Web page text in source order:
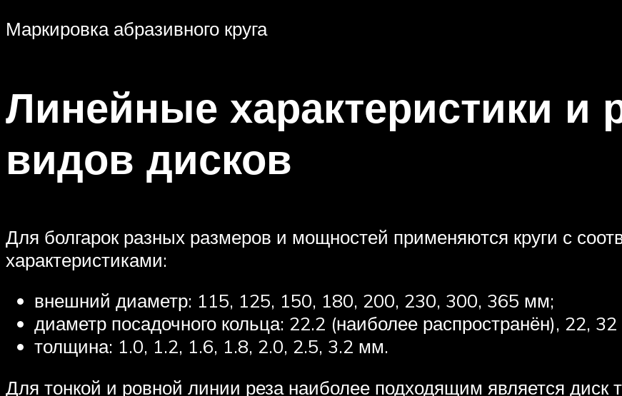
Маркировка абразивного круга
Линейные характеристики и
видов дисков
Для болгарок разных размеров и мощностей применяются круги с
характеристиками:
внешний диаметр: 115, 125, 150, 180, 200, 230, 300, 365 мм;
диаметр посадочного кольца: 22.2 (наиболее распространён), 22,
толщина: 1.0, 1.2, 1.6, 1.8, 2.0, 2.5, 3.2 мм.
Для тонкой и ровной линии реза наиболее подходящим является